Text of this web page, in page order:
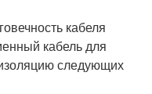
кабеля
кабель для
следующих